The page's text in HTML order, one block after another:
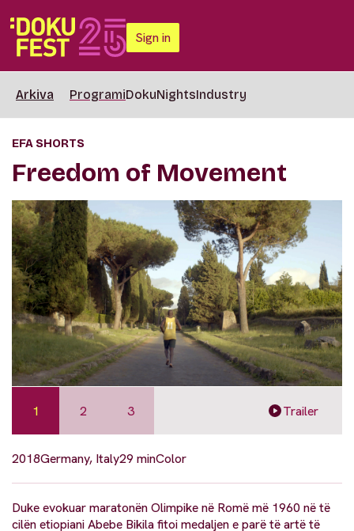
Sign in
Arkiva ProgramiDokuNightsIndustry
EFA SHORTS
Freedom of Movement
1 2 3 Trailer
2018Germany, Italy29 minColor
Duke evokuar maratonën Olimpike në Romë më 1960 në të
cilën etiopiani Abebe Bikila fitoi medaljen e parë të artë të